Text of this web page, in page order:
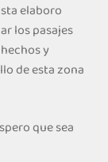
elaboro
los pasajes
y
de esta zona
que sea